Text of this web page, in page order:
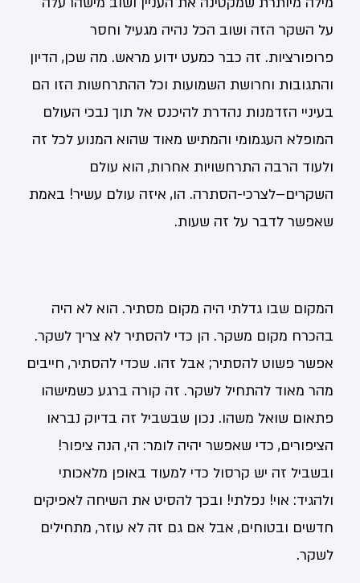
על השקר הזה ושוב הכל נהיה מגעיל וחסר
פרופורציות. זה כבר כמעט ידוע מראש. מה שכן, הדיון
והתגובות וחרושת השמועות וכל ההתרחשות הזו הם
בעיניי הזדמנות נהדרת להיכנס אל תוך נבכי העולם
המופלא העגמומי והמתיש מאוד שהוא המנוע לכל זה
ולעוד הרבה התרחשויות אחרות, הוא עולם
השקרים–לצרכי-הסתרה. הו, איזה עולם עשיר! באמת
שאפשר לדבר על זה שעות.
המקום שבו גדלתי היה מקום מסתיר. הוא לא היה
בהכרח מקום משקר. הן כדי להסתיר לא צריך לשקר.
אפשר פשוט להסתיר; אבל זהו. שכדי להסתיר, חייבים
מהר מאוד להתחיל לשקר. זה קורה ברגע כשמישהו
פתאום שואל משהו. נכון שבשביל זה בדיוק נבראו
הציפורים, כדי שאפשר יהיה לומר: הי, הנה ציפור!
ובשביל זה יש קרסול כדי למעוד באופן מלאכותי
ולהגיד: אוי! נפלתי! ובכך להסיט את השיחה לאפיקים
חדשים ובטוחים, אבל אם גם זה לא עוזר, מתחילים
לשקר.